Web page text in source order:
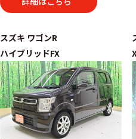
スズキ ワゴンR
ハイブリッドFX